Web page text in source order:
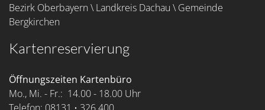
Bezirk Oberbayern \ Landkreis Dachau \ Gemeinde
Bergkirchen
Kartenreservierung
Öffnungszeiten Kartenbüro
Mo., Mi. - Fr.: 14.00 - 18.00 Uhr